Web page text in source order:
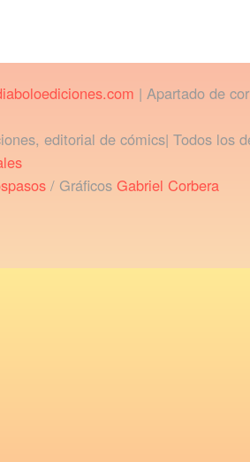
| Apartado de
editorial de cómics| Todos los
/ Gráficos Gabriel Corbera